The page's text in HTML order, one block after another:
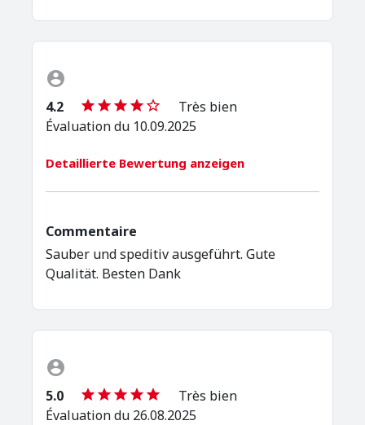
4.2
Très bien
Évaluation du 10.09.2025
Detaillierte Bewertung anzeigen
Commentaire
Sauber und speditiv ausgeführt. Gute
Qualität. Besten Dank
5.0
Très bien
Évaluation du 26.08.2025